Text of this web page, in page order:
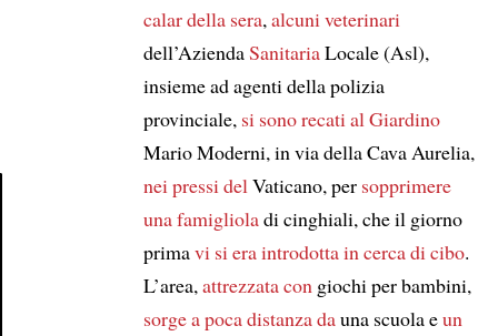
calar della sera, alcuni veterinari
dell’AziendaSanitariaLocale (Asl),
insieme ad agenti della polizia
provinciale, si sono recati al Giardino
Mario Moderni, in via della Cava Aurelia,
nei pressi del Vaticano, per sopprimere
una famiglioladi cinghiali, che il giorno
primavi si era introdottain cerca di cibo.
L’area, attrezzata con giochi per bambini,
sorge a poca distanza dauna scuola eun